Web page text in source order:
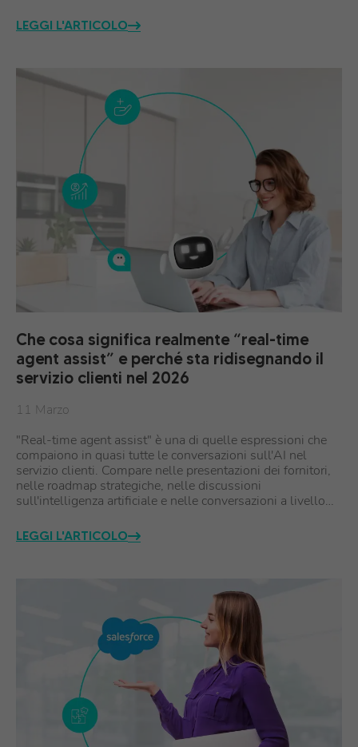
LEGGI L'ARTICOLO
Che cosa significa realmente “real-time
agent assist” e perché sta ridisegnando il
servizio clienti nel 2026
11 Marzo
"Real-time agent assist" è una di quelle espressioni che
compaiono in quasi tutte le conversazioni sull'AI nel
servizio clienti. Compare nelle presentazioni dei fornitori,
nelle roadmap strategiche, nelle discussioni
sull'intelligenza artificiale e nelle conversazioni a livello…
LEGGI L'ARTICOLO